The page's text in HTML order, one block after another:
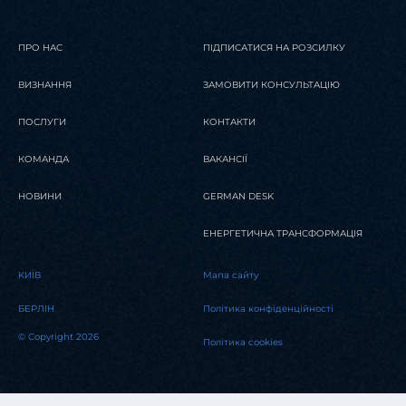
ПРО НАС
ВИЗНАННЯ
ПОСЛУГИ
КОМАНДА
НОВИНИ
ПІДПИСАТИСЯ НА РОЗСИЛКУ
ЗАМОВИТИ КОНСУЛЬТАЦІЮ
КОНТАКТИ
ВАКАНСІЇ
GERMAN DESK
ЕНЕРГЕТИЧНА ТРАНСФОРМАЦІЯ
KИЇВ
БЕРЛІН
© Copyright 2026
Мапа сайту
Політика конфіденційності
Політика cookies